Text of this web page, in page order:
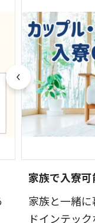
家族で入寮可
家族と一緒
ドインテック